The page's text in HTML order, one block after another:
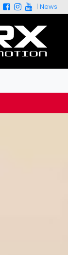
| News |